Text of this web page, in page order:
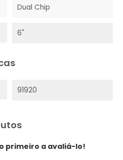
Dual Chip
6"
91920
primeiro a avaliá-lo!